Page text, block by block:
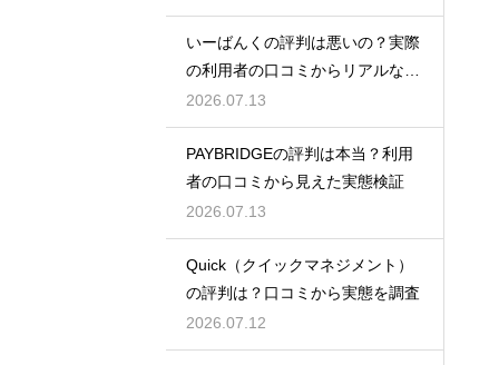
いーばんくの評判は悪いの？実際
の利用者の口コミからリアルな実
態検証
2026.07.13
PAYBRIDGEの評判は本当？利用
者の口コミから見えた実態検証
2026.07.13
Quick（クイックマネジメント）
の評判は？口コミから実態を調査
2026.07.12